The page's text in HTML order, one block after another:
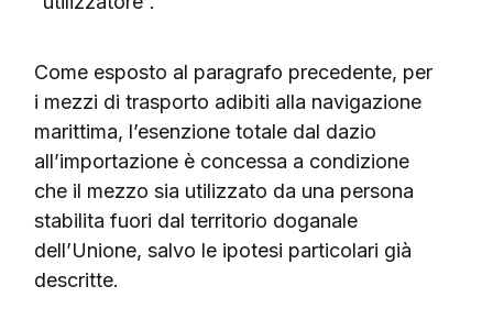
Come esposto al paragrafo precedente, per
i mezzi di trasporto adibiti alla navigazione
marittima, l’esenzione totale dal dazio
all’importazione è concessa a condizione
che il mezzo sia utilizzato da una persona
stabilita fuori dal territorio doganale
dell’Unione, salvo le ipotesi particolari già
descritte.